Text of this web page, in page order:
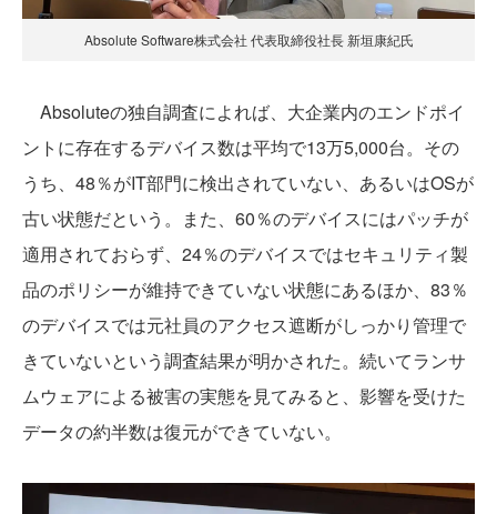
Absolute Software株式会社 代表取締役社長 新垣康紀氏
Absoluteの独自調査によれば、大企業内のエンドポイ
ントに存在するデバイス数は平均で13万5,000台。その
うち、48％がIT部門に検出されていない、あるいはOSが
古い状態だという。また、60％のデバイスにはパッチが
適用されておらず、24％のデバイスではセキュリティ製
品のポリシーが維持できていない状態にあるほか、83％
のデバイスでは元社員のアクセス遮断がしっかり管理で
きていないという調査結果が明かされた。続いてランサ
ムウェアによる被害の実態を見てみると、影響を受けた
データの約半数は復元ができていない。